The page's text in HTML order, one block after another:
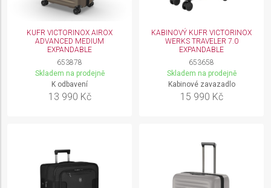
KUFR VICTORINOX AIROX
ADVANCED MEDIUM
EXPANDABLE
653878
Skladem na prodejně
K odbavení
13 990 Kč
KABINOVÝ KUFR VICTORINOX
WERKS TRAVELER 7.0
EXPANDABLE
653658
Skladem na prodejně
Kabinové zavazadlo
15 990 Kč